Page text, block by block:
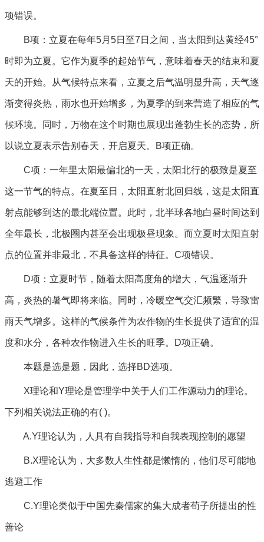
项错误。
B项：立夏在每年5月5日至7日之间，当太阳到达黄经45°
时即为立夏。它作为夏季的起始节气，意味着春天的结束和夏
天的开始。从气候特点来看，立夏之后气温明显升高，天气逐
渐变得炎热，雨水也开始增多，为夏季的到来营造了相应的气
候环境。同时，万物在这个时期也展现出蓬勃生长的态势，所
以说立夏表示告别春天，开启夏天。B项正确。
C项：一年里太阳最偏北的一天，太阳北行的极致是夏至
这一节气的特点。在夏至日，太阳直射北回归线，这是太阳直
射点能够到达的最北端位置。此时，北半球各地白昼时间达到
全年最长，北极圈内甚至会出现极昼现象。而立夏时太阳直射
点的位置并非最北，不具备这样的特征。C项错误。
D项：立夏时节，随着太阳高度角的增大，气温逐渐升
高，炎热的暑气即将来临。同时，冷暖空气交汇频繁，导致雷
雨天气增多。这样的气候条件为农作物的生长提供了适宜的温
度和水分，各种农作物进入生长的旺季。D项正确。
本题是选是题，因此，选择BD选项。
X理论和Y理论是管理学中关于人们工作源动力的理论。
下列相关说法正确的有( )。
A.Y理论认为，人具有自我指导和自我表现控制的愿望
B.X理论认为，大多数人生性都是懒惰的，他们尽可能地
逃避工作
C.Y理论类似于中国先秦儒家的集大成者荀子所提出的性
善论